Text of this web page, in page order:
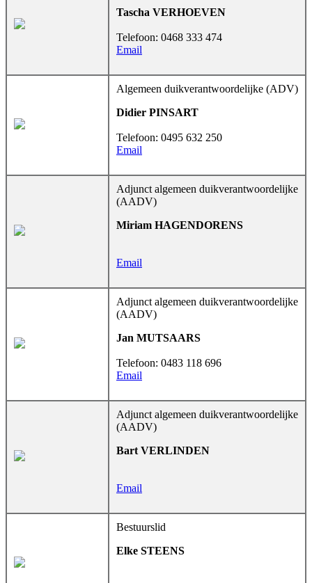
Tascha VERHOEVEN
Telefoon: 0468 333 474
Email
Algemeen duikverantwoordelijke (ADV)
Didier PINSART
Telefoon: 0495 632 250
Email
Adjunct algemeen duikverantwoordelijke
(AADV)
Miriam HAGENDORENS
Email
Adjunct algemeen duikverantwoordelijke
(AADV)
Jan MUTSAARS
Telefoon: 0483 118 696
Email
Adjunct algemeen duikverantwoordelijke
(AADV)
Bart VERLINDEN
Email
Bestuurslid
Elke STEENS